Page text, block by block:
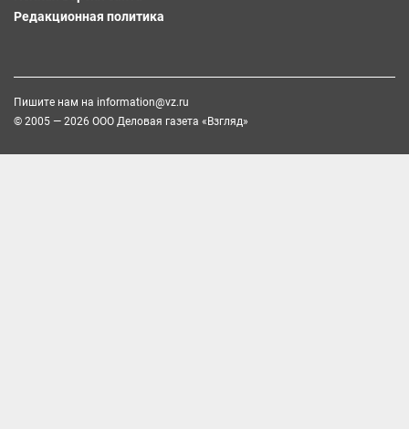
Редакционная политика
Пишите нам на information@vz.ru
© 2005 — 2026 ООО Деловая газета «Взгляд»